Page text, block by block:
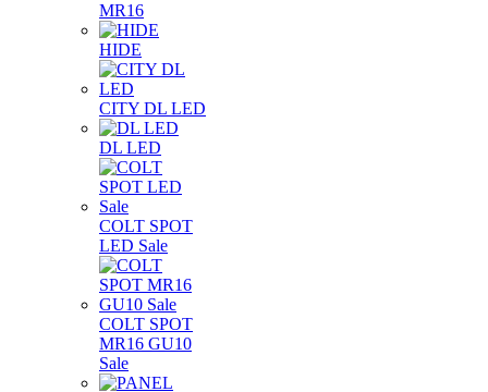
MR16
HIDE
CITY DL LED
DL LED
COLT SPOT
LED Sale
COLT SPOT
MR16 GU10
Sale